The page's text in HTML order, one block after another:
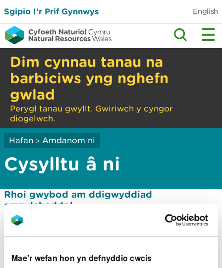
Mae'r wefan hon yn defnyddio cwcis
Sgipio I’r Prif Gynnwys English
Dim cynnau tanau na
barbiciws yng nghefn
gwlad
Perygl tanau gwyllt. Gwiriwch y cyngor
diogelwch.
Hafan > Amdanom ni
Cysylltu â ni
Rhoi gwybod am ddigwyddiad
amgylcheddol
Ymholiadau cyffredinol
Ein Swyddfeydd